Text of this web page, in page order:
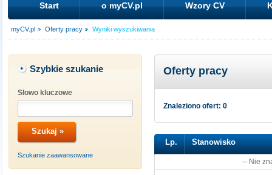
Start o myCV.pl Wzory CV
myCV.pl Oferty pracy Wyniki wyszukiwania
Szybkie szukanie
Słowo kluczowe
Szukanie zaawansowane
Oferty pracy
Znaleziono ofert: 0
Lp. Stanowisko
-- Nie